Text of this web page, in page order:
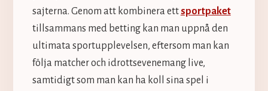
sajterna. Genom att kombinera ettsportpaket
tillsammans med betting kan man uppnå den
ultimata sportupplevelsen, eftersom man kan
följa matcher och idrottsevenemang live,
samtidigt som man kan ha koll sina spel i